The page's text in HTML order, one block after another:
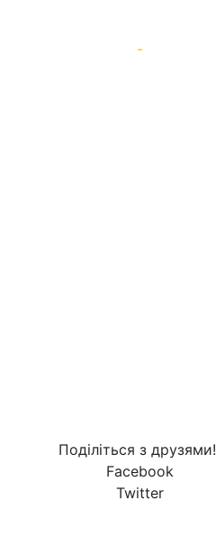
-
Поділіться з друзями!
Facebook
Twitter